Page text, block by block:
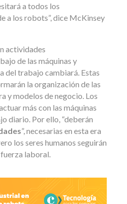
a todos los
a los robots”, dice McKinsey
actividades
de las máquinas y
del trabajo cambiará. Estas
la organización de las
y modelos de negocio. Los
más con las máquinas
diario. Por ello, “deberán
”, necesarias en esta era
los seres humanos seguirán
laboral.